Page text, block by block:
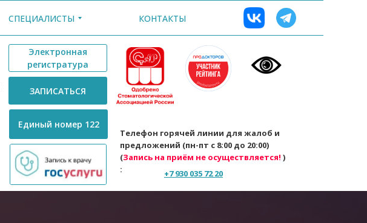
СПЕЦИАЛИСТЫ КОНТАКТЫ
+7 930 035 72 20
Телефон горячей линии для жалоб и
предложений (пн-пт с 8:00 до 20:00)
(Запись на приём не осуществляется! )
:
Единый номер 122
Электронная
регистратура
ЗАПИСАТЬСЯ